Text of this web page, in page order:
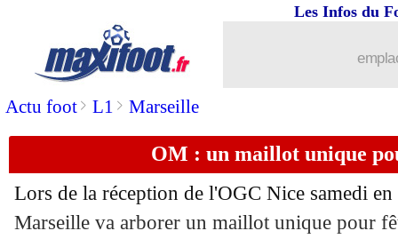
Actu foot> L1 > Marseille
Les Infos du
OM : un maillot unique
Lors de la réception de l'OGC Nice samedi
Marseille va arborer un maillot unique pour
: Marquinhos reste le capitaine
13/09 Bilbao: N. Williams a pris sa
13/09 Nantes: Canal, Kombouaré allume la
13/09 OM: Kondogbia explique sa remise